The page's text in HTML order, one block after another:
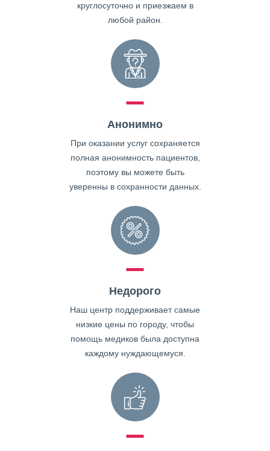
круглосуточно и приезжаем в
любой район.
Анонимно
При оказании услуг сохраняется
полная анонимность пациентов,
поэтому вы можете быть
уверенны в сохранности данных.
Недорого
Наш центр поддерживает самые
низкие цены по городу, чтобы
помощь медиков была доступна
каждому нуждающемуся.